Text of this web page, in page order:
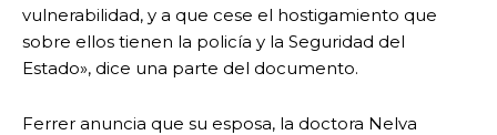
vulnerabilidad, y a que cese el hostigamiento que
sobre ellos tienen la policía y la Seguridad del
Estado», dice una parte del documento.
Ferrer anuncia que su esposa, la doctora Nelva